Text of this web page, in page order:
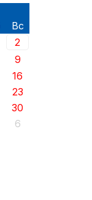
Вс
2
9
16
23
30
6